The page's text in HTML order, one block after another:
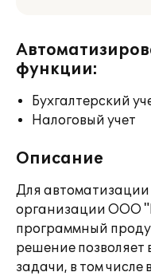
функции:
Бухгалтерский
Налоговый учет
Описание
Для автоматизации
организации ООО
программный
решение позволяет
задачи, в том числе